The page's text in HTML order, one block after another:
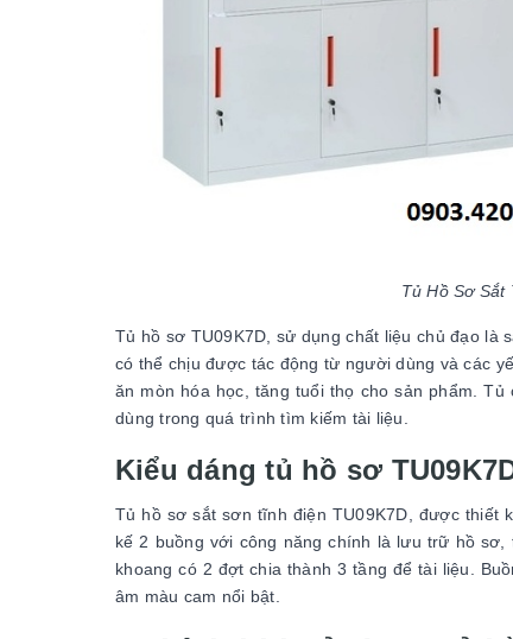
Tủ Hồ Sơ
Tủ hồ sơ TU09K7D, sử dụng chất liệu chủ đạo là
có thể chịu được tác động từ người dùng và các
ăn mòn hóa học, tăng tuổi thọ cho sản phẩm.
dùng trong quá trình tìm kiếm tài liệu.
Kiểu dáng tủ hồ sơ
Tủ hồ sơ sắt sơn tĩnh điện TU09K7D, được thiết
kế 2 buồng với công năng chính là lưu trữ hồ
khoang có 2 đợt chia thành 3 tầng để tài liệu.
âm màu cam nổi bật.